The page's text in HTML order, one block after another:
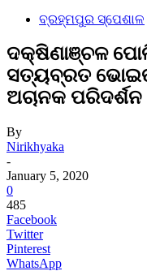
ବ୍ରହ୍ମପୁର ସ୍ପେଶାଳ
ଦକ୍ଷିଣାଞ୍ଚଳ
ସତ୍ୟବ୍ରତ
ଅଚାନକ ପରିଦର୍ଶନ
By
Nirikhyaka
-
January 5, 2020
0
485
Facebook
Twitter
Pinterest
WhatsApp